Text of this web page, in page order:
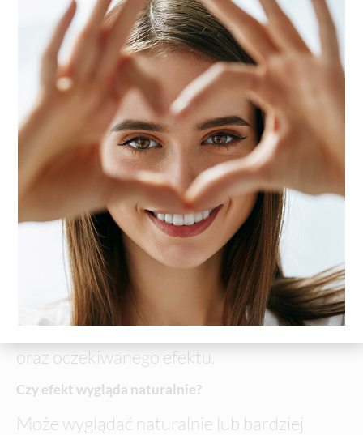
trwały efekt dopasowany do
codziennych potrzeb
Jak często wykonywać zabieg?
Częstotliwość zależy od tempa wzrostu
paznokci, kondycji płytki i rodzaju
wykończenia. Najczęściej manicure warto
powtarzać regularnie co kilka tygodni, aby
utrzymać estetyczny wygląd dłoni.
Najczęstsze pytania
Czy zabieg można dopasować do kondycji paznokci?
Tak. Podczas wizyty dobieramy zakres pracy
i wykończenie do aktualnego stanu paznokci
oraz oczekiwanego efektu.
Czy efekt wygląda naturalnie?
Może wyglądać naturalnie lub bardziej